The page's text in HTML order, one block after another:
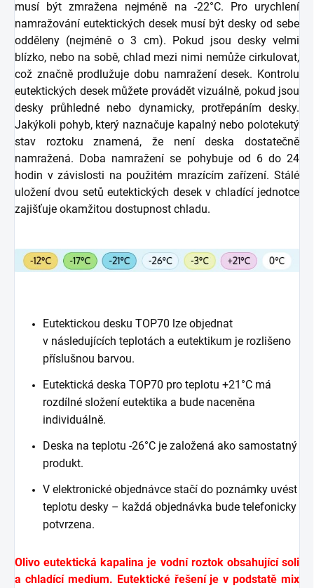
musí být zmražena nejméně na -22°C. Pro urychlení
namražování eutektických desek musí být desky od sebe
odděleny (nejméně o 3 cm). Pokud jsou desky velmi
blízko, nebo na sobě, chlad mezi nimi nemůže cirkulovat,
což značně prodlužuje dobu namražení desek. Kontrolu
eutektických desek můžete provádět vizuálně, pokud jsou
desky průhledné nebo dynamicky, protřepáním desky.
Jakýkoli pohyb, který naznačuje kapalný nebo polotekutý
stav roztoku znamená, že není deska dostatečně
namražená. Doba namražení se pohybuje od 6 do 24
hodin v závislosti na použitém mrazícím zařízení. Stálé
uložení dvou setů eutektických desek v chladící jednotce
zajišťuje okamžitou dostupnost chladu.
Eutektickou desku TOP70 lze objednat
v následujících teplotách a eutektikum je rozlišeno
příslušnou barvou.
Eutektická deska TOP70 pro teplotu +21°C má
rozdílné složení eutektika a bude naceněna
individuálně.
Deska na teplotu -26°C je založená ako samostatný
produkt.
V elektronické objednávce stačí do poznámky uvést
teplotu desky – každá objednávka bude telefonicky
potvrzena.
Olivo eutektická kapalina je vodní roztok obsahující soli
a chladící medium. Eutektické řešení je v podstatě mix